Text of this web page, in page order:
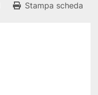
Stampa scheda